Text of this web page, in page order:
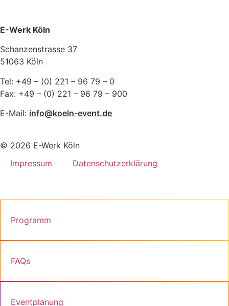
E-Werk Köln
Schanzenstrasse 37
51063 Köln
Tel: +49 – (0) 221 – 96 79 – 0
Fax: +49 – (0) 221 – 96 79 – 900
E-Mail: info@koeln-event.de
© 2026 E-Werk Köln
Impressum
Datenschutzerklärung
Programm
FAQs
Eventplanung